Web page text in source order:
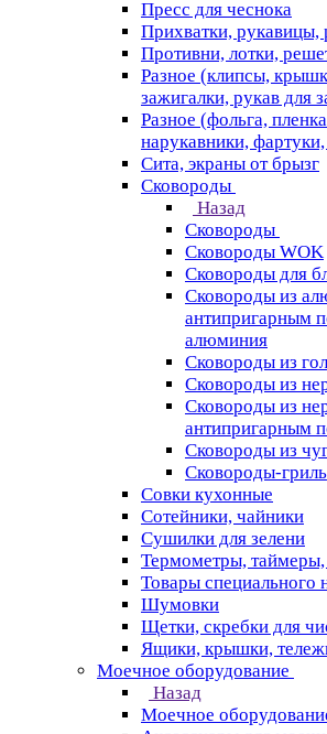
Пресс для чеснока
Прихватки, рукавицы,
Противни, лотки,
Разное (клипсы,
зажигалки, рукав для
Разное (фольга,
нарукавники,
Сита, экраны от брызг
Сковороды
Назад
Сковороды
Сковороды WOK
Сковороды для
Сковороды из
антипригарным
алюминия
Сковороды из
Сковороды из
Сковороды из
антипригарным
Сковороды из
Сковороды-гриль
Совки кухонные
Сотейники, чайники
Сушилки для зелени
Термометры,
Товары специального
Шумовки
Щетки, скребки для
Ящики, крышки,
Моечное оборудование
Назад
Моечное